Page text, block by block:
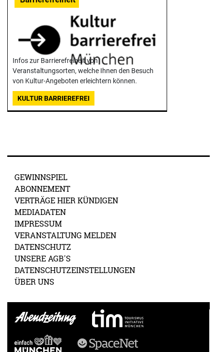
Infos zur Barrierefreiheit von
Veranstaltungsorten, welche Ihnen den Besuch
von Kultur-Angeboten erleichtern können.
KULTUR BARRIEREFREI
GEWINNSPIEL
ABONNEMENT
VERTRÄGE HIER KÜNDIGEN
MEDIADATEN
IMPRESSUM
VERANSTALTUNG MELDEN
DATENSCHUTZ
UNSERE AGB'S
DATENSCHUTZEINSTELLUNGEN
ÜBER UNS